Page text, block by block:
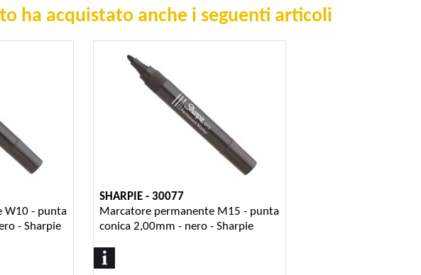
ha acquistato anche i seguenti articoli
W10 - punta
- Sharpie
SHARPIE - 30077
Marcatore permanente M15 - punta
conica 2,00mm - nero - Sharpie